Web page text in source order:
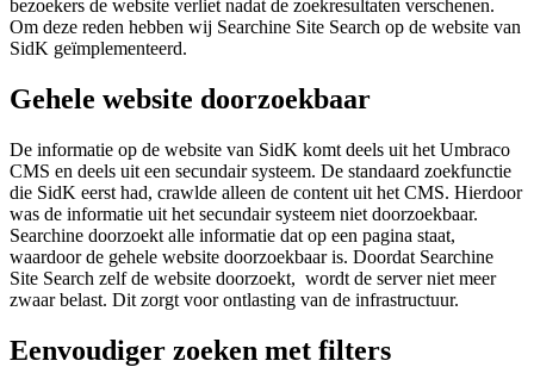
bezoekers de website verliet nadat de zoekresultaten verschenen.
Om deze reden hebben wij Searchine Site Search op de website van
SidK geïmplementeerd.
Gehele website doorzoekbaar
De informatie op de website van SidK komt deels uit het Umbraco
CMS en deels uit een secundair systeem. De standaard zoekfunctie
die SidK eerst had, crawlde alleen de content uit het CMS. Hierdoor
was de informatie uit het secundair systeem niet doorzoekbaar.
Searchine doorzoekt alle informatie dat op een pagina staat,
waardoor de gehele website doorzoekbaar is. Doordat Searchine
Site Search zelf de website doorzoekt, wordt de server niet meer
zwaar belast. Dit zorgt voor ontlasting van de infrastructuur.
Eenvoudiger zoeken met filters